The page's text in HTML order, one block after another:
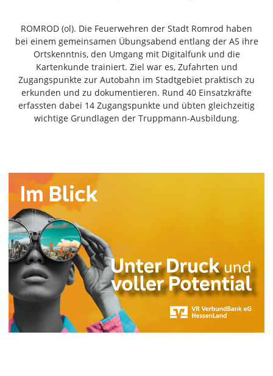
Antrifttal
Feldatal
Freiensteinau
Gemünden
Grebenau
Grebenhain
Mücke
Schwalmtal
Ulrichstein
Wartenberg
Schwalm
Fulda
Gießen
Impressum
ROMROD (ol). Die Feuerwehren der Stadt Romrod haben
bei einem gemeinsamen Übungsabend entlang der A5 ihre
Ortskenntnis, den Umgang mit Digitalfunk und die
Kartenkunde trainiert. Ziel war es, Zufahrten und
Zugangspunkte zur Autobahn im Stadtgebiet praktisch zu
erkunden und zu dokumentieren. Rund 40 Einsatzkräfte
erfassten dabei 14 Zugangspunkte und übten gleichzeitig
wichtige Grundlagen der Truppmann-Ausbildung.